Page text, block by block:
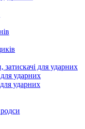
затискачі для ударних
ударних
ударних